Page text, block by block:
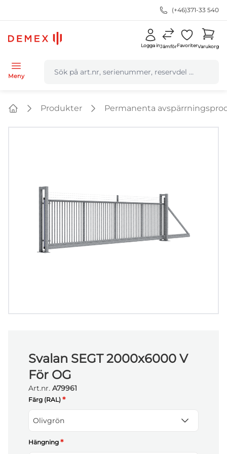
(+46)371-33 540
Logga inJämförFavoriterVarukorg
Meny
Produkter Permanenta
Svalan SEGT 2000x6000 V
För OG
Art.nr. A79961
Färg (RAL) *
Olivgrön
Hängning *